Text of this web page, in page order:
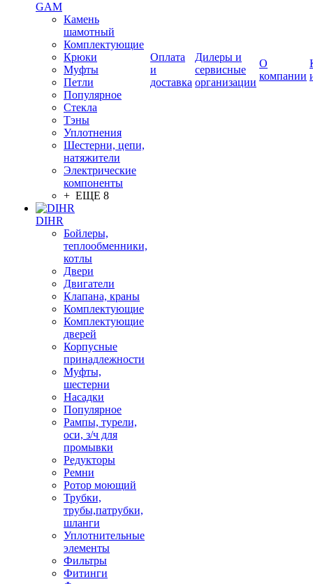
GAM
Камень
шамотный
Комплектующие
Крюки
Муфты
Петли
Популярное
Стекла
Тэны
Уплотнения
Шестерни, цепи,
натяжители
Электрические
компоненты
+ ЕЩЕ 8
DIHR
Бойлеры,
теплообменники,
котлы
Двери
Двигатели
Клапана, краны
Комплектующие
Комплектующие
дверей
Корпусные
принадлежности
Муфты,
шестерни
Насадки
Популярное
Рампы, турели,
оси, з/ч для
промывки
Редукторы
Ремни
Ротор моющий
Трубки,
трубы,патрубки,
шланги
Уплотнительные
элементы
Фильтры
Фитинги
Оплата
и
доставка
Дилеры и
сервисные
организации
О
компании